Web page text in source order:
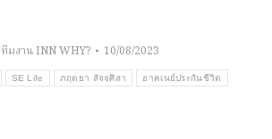
ทีมงาน INN WHY?
10/08/2023
SE Life ภฤตยา สัจจศิลา อาคเนย์ประกันชีวิต